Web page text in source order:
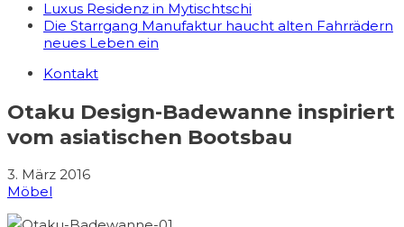
Luxus Residenz in Mytischtschi
Die Starrgang Manufaktur haucht alten Fahrrädern
neues Leben ein
Kontakt
Otaku Design-Badewanne inspiriert
vom asiatischen Bootsbau
3. März 2016
Möbel